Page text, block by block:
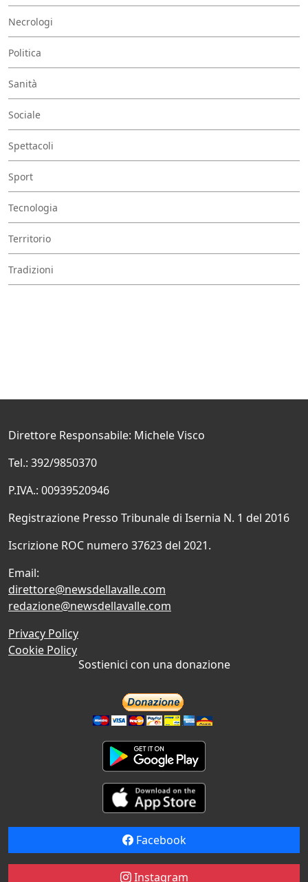
Necrologi
Politica
Sanità
Sociale
Spettacoli
Sport
Tecnologia
Territorio
Tradizioni
Direttore Responsabile: Michele Visco
Tel.: 392/9850370
P.IVA.: 00939520946
Registrazione Presso Tribunale di Isernia N. 1 del 2016
Iscrizione ROC numero 37623 del 2021.
Email:
direttore@newsdellavalle.com
redazione@newsdellavalle.com
Privacy Policy
Cookie Policy
Sostienici con una donazione
Facebook
Instagram